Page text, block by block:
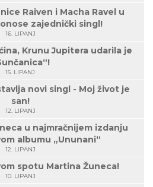
Raiven i Macha Ravel u
zajednički singl!
16. LIPANJ
Krunu Jupitera udarila je
15. LIPANJ
novi singl - Moj život je
san!
12. LIPANJ
u najmračnijem izdanju
albumu „Ununani“
12. LIPANJ
spotu Martina Žuneca!
10. LIPANJ